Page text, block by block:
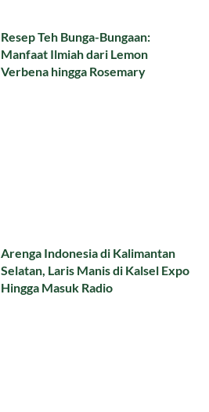
Resep Teh Bunga-Bungaan:
Manfaat Ilmiah dari Lemon
Verbena hingga Rosemary
Arenga Indonesia di Kalimantan
Selatan, Laris Manis di Kalsel Expo
Hingga Masuk Radio